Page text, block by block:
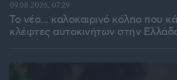
Το νέο... καλοκαιρινό κόλπο που
κλέφτες αυτοκινήτων στην
09.08.2026, 07:29